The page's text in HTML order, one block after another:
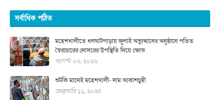
সর্বাধিক পঠিত
মহেশখালীতে ধলঘাটপাড়ায় জুলাই অভ্যুত্থানের অনুষ্ঠানে পতিত
স্বৈরাচারের দোসরের উপস্থিতি নিয়ে ক্ষোভ
আগস্ট ০৬, ২০২৬
শুটকি মানেই মহেশখালী- দাম আকাশচুম্বী
ফেব্রুয়ারি ১১, ২০২৫